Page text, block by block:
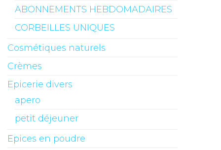
ABONNEMENTS HEBDOMADAIRES
CORBEILLES UNIQUES
Cosmétiques naturels
Crèmes
Epicerie divers
apero
petit déjeuner
Epices en poudre